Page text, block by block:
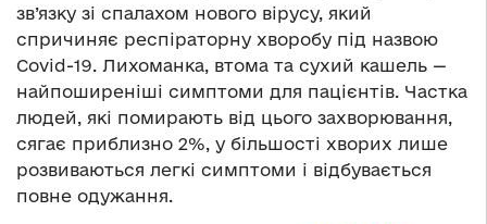
зв’язку зі спалахом нового вірусу, який
спричиняє респіраторну хворобу під назвою
Covid-19. Лихоманка, втома та сухий кашель —
найпоширеніші симптоми для пацієнтів. Частка
людей, які помирають від цього захворювання,
сягає приблизно 2%, у більшості хворих лише
розвиваються легкі симптоми і відбувається
повне одужання.